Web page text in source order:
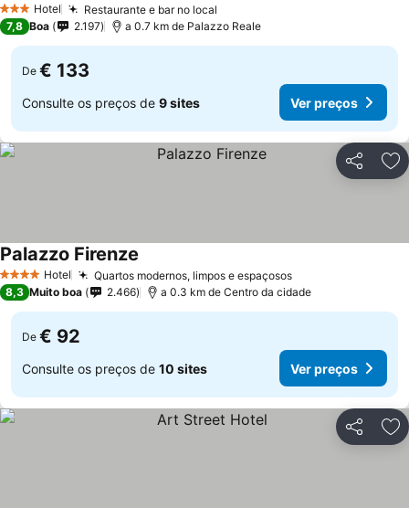
3 EstrelasHotel Restaurante e bar no local
7,8 Boa 2.197 a 0.7 km de Palazzo Reale
De € 133
Consulte os preços de 9 sites Ver preços
Partilhar
4 EstrelasHotel Quartos modernos, limpos e espaçososVer preços
Palazzo Firenze
8,3 Muito boa 2.466 a 0.3 km de Centro da cidade
De € 92
Consulte os preços de 10 sites Ver preços
Partilhar